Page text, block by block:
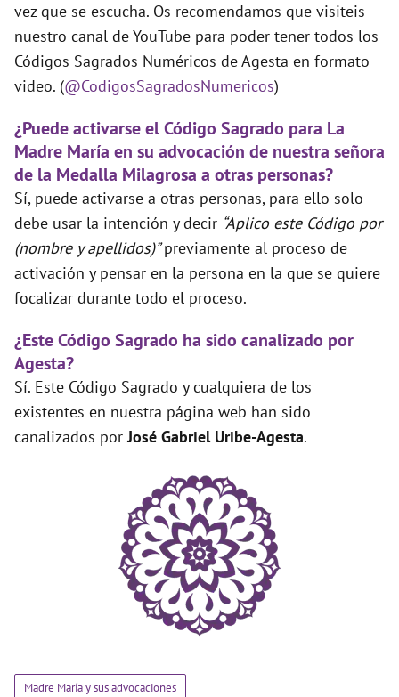
vez que se escucha. Os recomendamos que visiteis
nuestro canal de YouTube para poder tener todos los
Códigos Sagrados Numéricos de Agesta en formato
video. (@CodigosSagradosNumericos)
¿Puede activarse el Código Sagrado para La
Madre María en su advocación de nuestra señora
de la Medalla Milagrosa a otras personas?
Sí, puede activarse a otras personas, para ello solo
debe usar la intención y decir “Aplico este Código por
(nombre y apellidos)”previamente al proceso de
activación y pensar en la persona en la que se quiere
focalizar durante todo el proceso.
¿Este Código Sagrado ha sido canalizado por
Agesta?
Sí. Este Código Sagrado y cualquiera de los
existentes en nuestra página web han sido
canalizados porJosé Gabriel Uribe-Agesta.
Madre María y sus advocaciones